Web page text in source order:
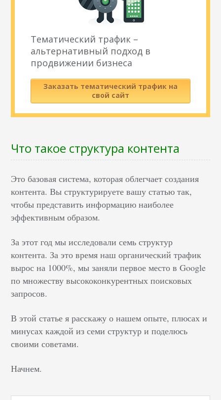
Тематический трафик –
альтернативный подход в
продвижении бизнеса
Заказать тематический трафик на
свой сайт
Что такое структура контента
Это базовая система, которая облегчает создания
контента. Вы структурируете вашу статью так,
чтобы представить информацию наиболее
эффективным образом.
За этот год мы исследовали семь структур
контента. За это время наш органический трафик
вырос на 1000%, мы заняли первое место в Google
по множеству высококонкурентных поисковых
запросов.
В этой статье я расскажу о нашем опыте, плюсах и
минусах каждой из семи структур и поделюсь
своими советами.
Начнем.